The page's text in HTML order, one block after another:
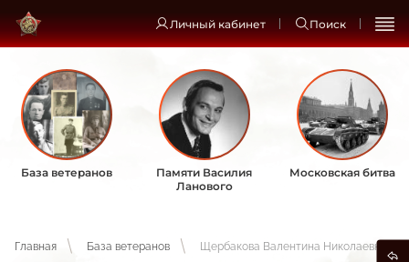
Личный кабинет Поиск
База ветеранов
Памяти Василия
Ланового
Московская битва
Главная База ветеранов Щербакова Валентина Николаевна